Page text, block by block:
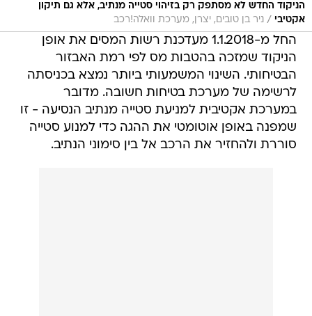
הניקוד החדש לא מסתפק רק בזיהוי סטייה מנתיב, אלא גם תיקון
אקטיבי / ניר בן טובים, יצרן, מערכת וואלה!רכב
החל מ-1.1.2018 מעדכנת רשות המסים את אופן
הניקוד שמזכה בהטבות מס לפי רמת האבזור
הבטיחותי. השינוי המשמעותי ביותר נמצא בכניסתה
לרשימה של מערכת בטיחות חשובה. מדובר
במערכת אקטיבית למניעת סטייה מנתיב הנסיעה - זו
שמפנה באופן אוטומטי את ההגה כדי למנוע סטייה
סוררת ולהחזיר את הרכב אל בין סימוני הנתיב.